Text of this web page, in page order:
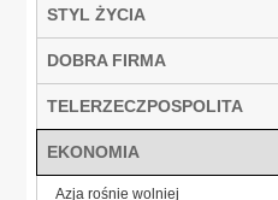
STYL ŻYCIA
DOBRA FIRMA
TELERZECZPOSPOLITA
EKONOMIA
Azja rośnie wolniej